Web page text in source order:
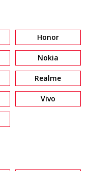
Honor
Nokia
Realme
Vivo